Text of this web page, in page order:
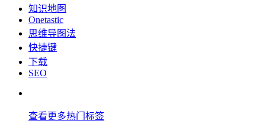
知识地图
Onetastic
思维导图法
快捷键
下载
SEO
查看更多热门标签